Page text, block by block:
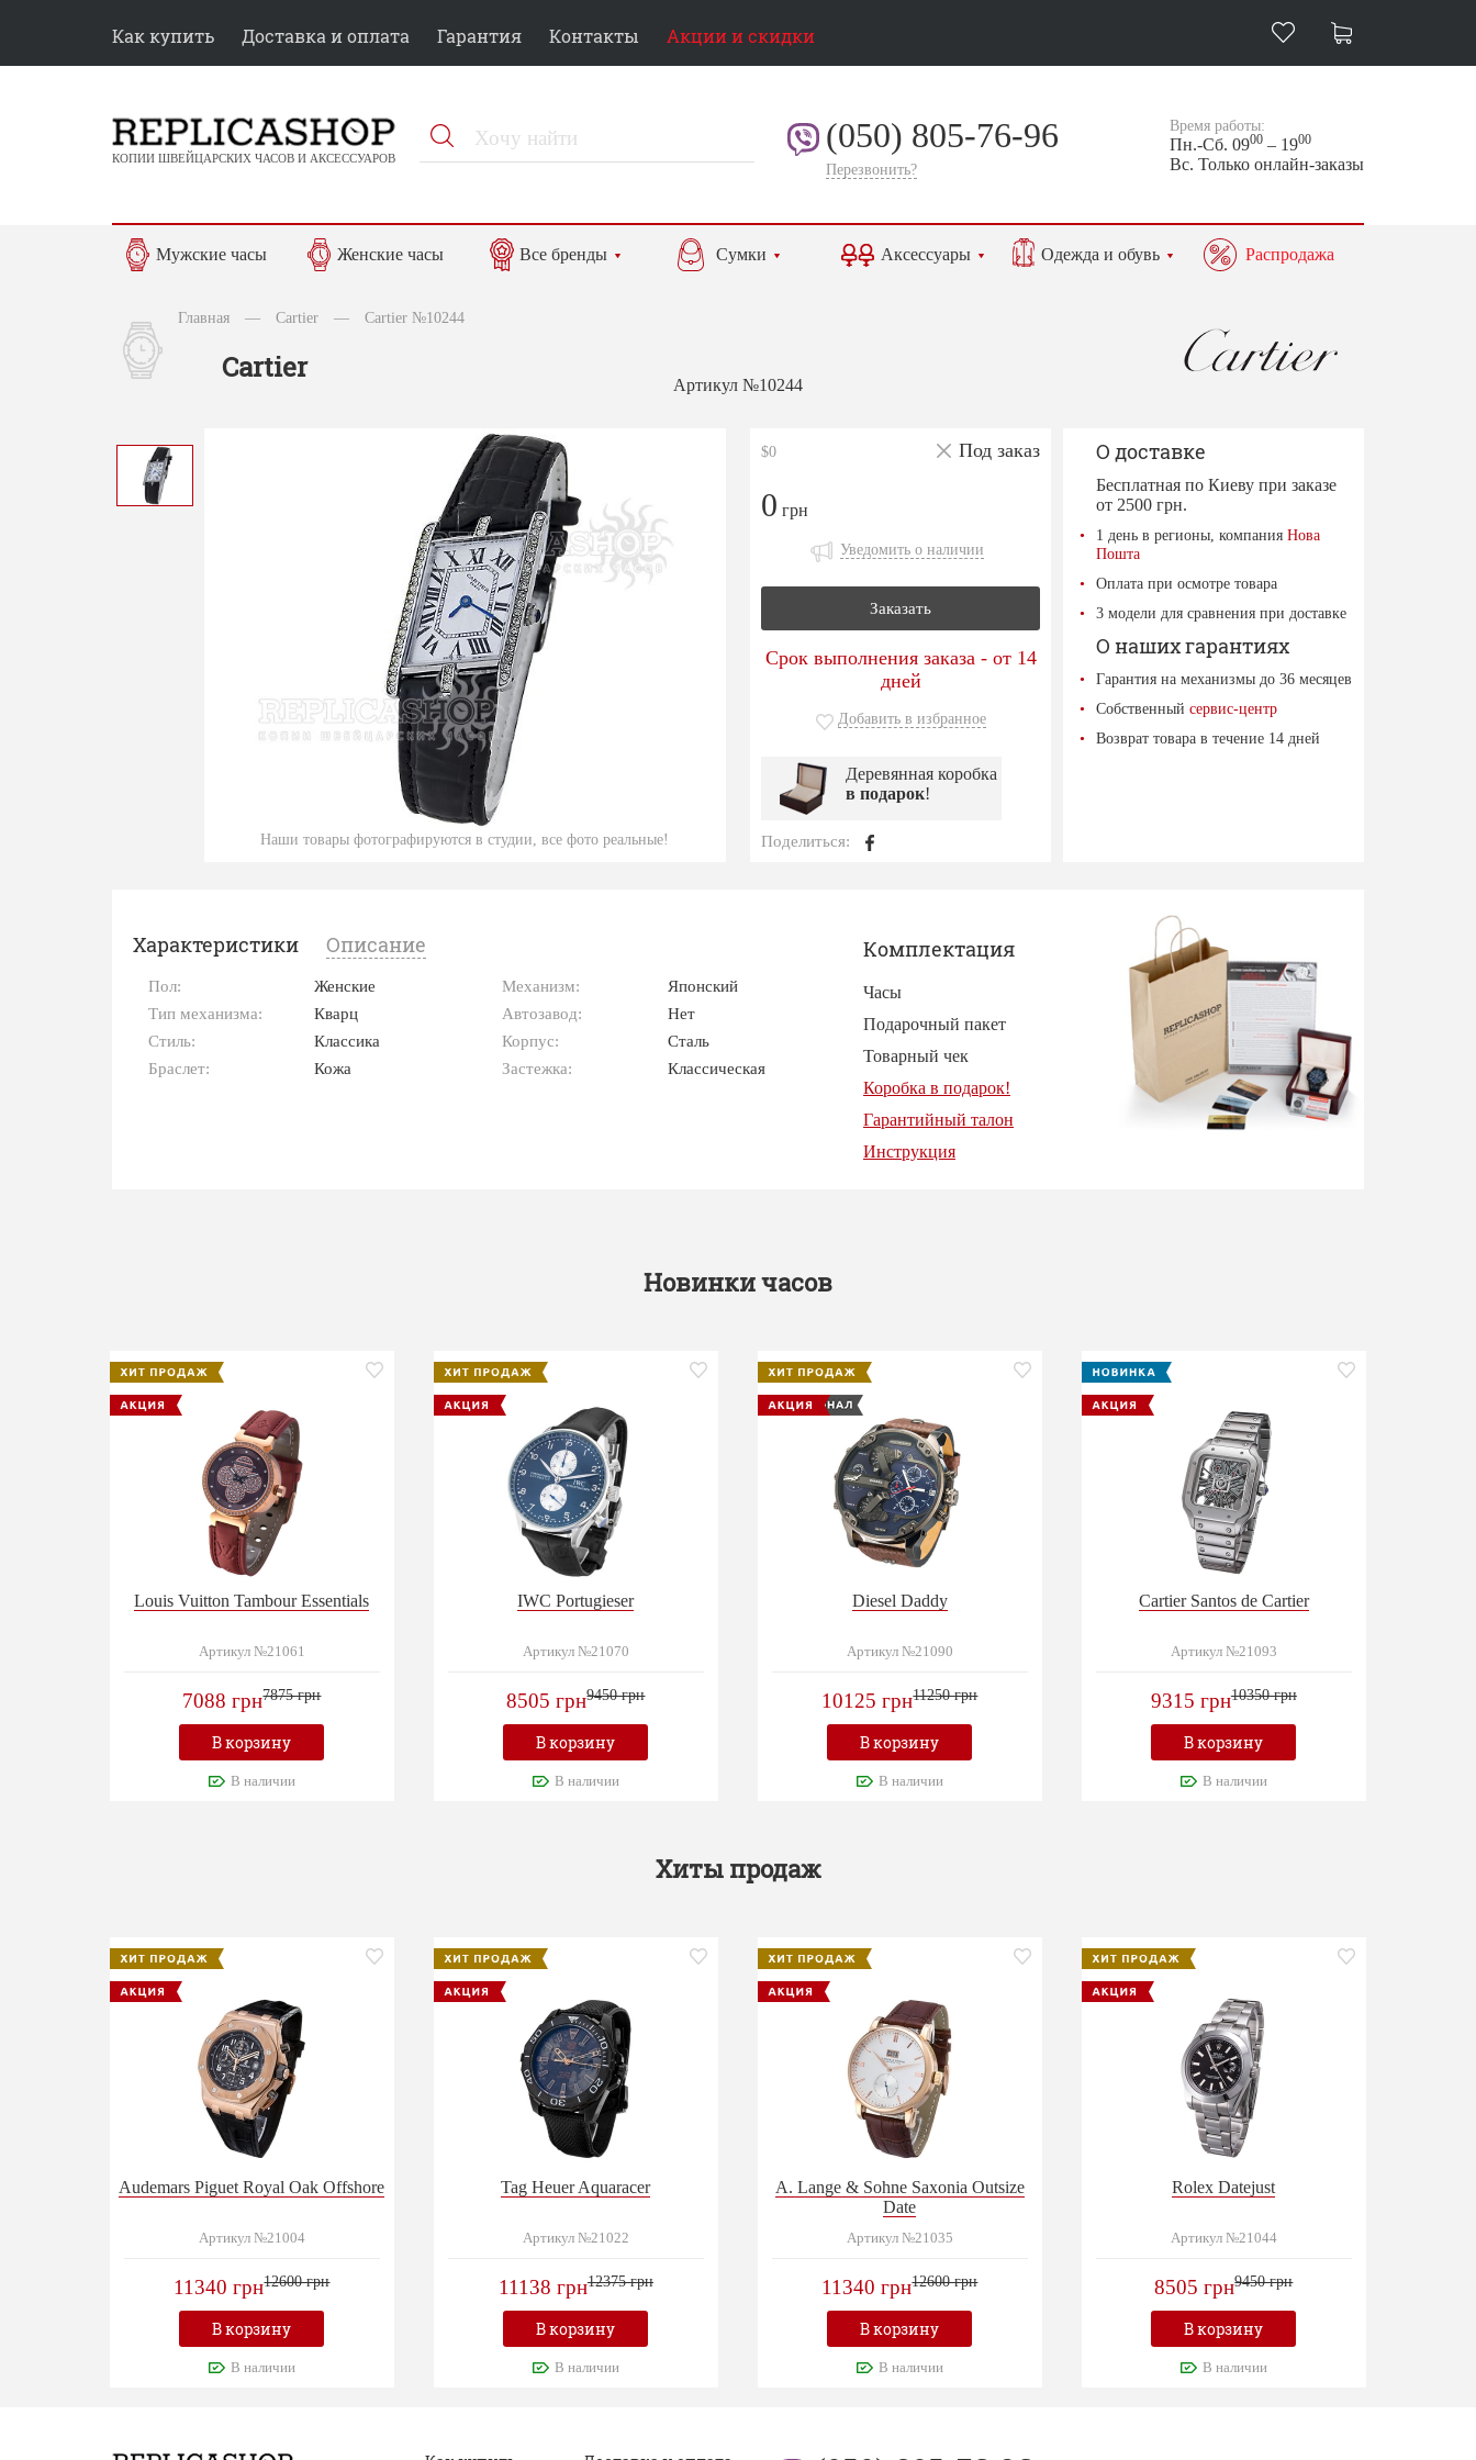
Как купить Доставка и оплата Гарантия Контакты Акции и скидки
КОПИИ ШВЕЙЦАРСКИХ ЧАСОВ И АКСЕССУАРОВ
(050) 805-76-96
Перезвонить?
Время работы:
Пн.-Сб. 0900 – 1900
Вс. Только онлайн-заказы
Мужские часы Женские часы Все бренды Сумки Аксессуары Одежда и обувь Распродажа
Главная — Cartier — Cartier №10244
Cartier
Артикул №10244
Наши товары фотографируются в студии, все фото реальные!
$0 Под заказ
0 грн
Уведомить о наличии
Заказать
Срок выполнения заказа - от 14
дней
Добавить в избранное
Деревянная коробка
в подарок!
Поделиться:
О доставке
Бесплатная по Киеву при заказе
от 2500 грн.
1 день в регионы, компанияНова
Пошта
Оплата при осмотре товара
3 модели для сравнения при доставке
О наших гарантиях
Гарантия на механизмы до 36 месяцев
Собственныйсервис-центр
Возврат товара в течение 14 дней
Характеристики Описание
Пол: Женские Механизм:
Японский
Тип механизма:
Кварц Автозавод:
Нет
Стиль:
Классика Корпус:
Сталь
Браслет:
Кожа Застежка: Классическая
Комплектация
Часы
Подарочный пакет
Товарный чек
Коробка в подарок!
Гарантийный талон
Инструкция
Новинки часов
Louis Vuitton Tambour Essentials
Артикул №21061
7088 грн7875 грн
В корзину
В наличии
IWC Portugieser
Артикул №21070
8505 грн9450 грн
В корзину
В наличии
Diesel Daddy
Артикул №21090
10125 грн11250 грн
В корзину
В наличии
Cartier Santos de Cartier
Артикул №21093
9315 грн10350 грн
В корзину
В наличии
Хиты продаж
Audemars Piguet Royal Oak Offshore
Артикул №21004
11340 грн12600 грн
В корзину
В наличии
Tag Heuer Aquaracer
Артикул №21022
11138 грн12375 грн
В корзину
В наличии
A. Lange & Sohne Saxonia Outsize
Date
Артикул №21035
11340 грн12600 грн
В корзину
В наличии
Rolex Datejust
Артикул №21044
8505 грн9450 грн
В корзину
В наличии